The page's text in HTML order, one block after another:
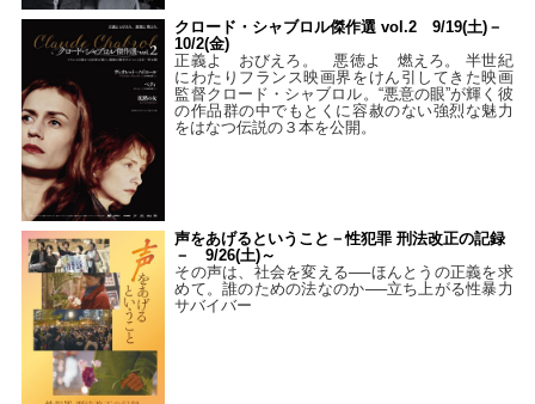
クロード・シャブロル傑作選 vol.2 9/19(土)－
10/2(金)
正義よ おびえろ。 悪徳よ 燃えろ。 半世紀
にわたりフランス映画界をけん引してきた映画
監督クロード・シャブロル。“悪意の眼”が輝く彼
の作品群の中でもとくに容赦のない強烈な魅力
をはなつ伝説の３本を公開。
声をあげるということ－性犯罪 刑法改正の記録
－ 9/26(土)～
その声は、社会を変える──ほんとうの正義を求
めて。誰のための法なのか──立ち上がる性暴力
サバイバー